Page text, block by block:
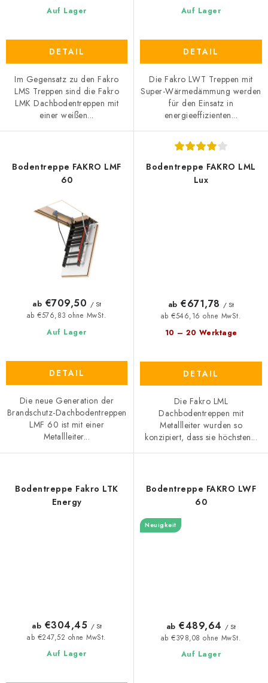
Auf Lager
DETAIL
Im Gegensatz zu den Fakro
LMS Treppen sind die Fakro
LMK Dachbodentreppen mit
einer weißen...
Auf Lager
DETAIL
Die Fakro LWT Treppen mit
Super-Wärmedämmung werden
für den Einsatz in
energieeffizienten...
Bodentreppe FAKRO LMF
60
Auf Lager
ab €576,83 ohne MwSt.
ab €709,50 / St
DETAIL
Die neue Generation der
Brandschutz-Dachbodentreppen
LMF 60 ist mit einer
Metallleiter...
Bodentreppe FAKRO LML
Lux
10 – 20 Werktage
ab €546,16 ohne MwSt.
ab €671,78 / St
DETAIL
Die Fakro LML
Dachbodentreppen mit
Metallleiter wurden so
konzipiert, dass sie höchsten...
Bodentreppe Fakro LTK
Energy
Auf Lager
ab €247,52 ohne MwSt.
ab €304,45 / St
Bodentreppe FAKRO LWF
60
Neuigkeit
Auf Lager
ab €398,08 ohne MwSt.
ab €489,64 / St